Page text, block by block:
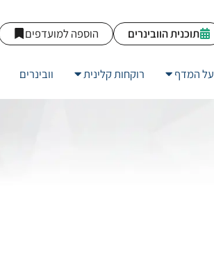
הוספה למועדפים תוכנית הוובינרים
המדף רוקחות קלינית וובינרים